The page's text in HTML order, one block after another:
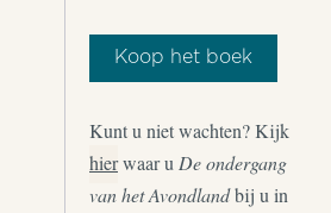
Koop het boek
Kunt u niet wachten? Kijk
hierwaar u De ondergang
van het Avondlandbij u in